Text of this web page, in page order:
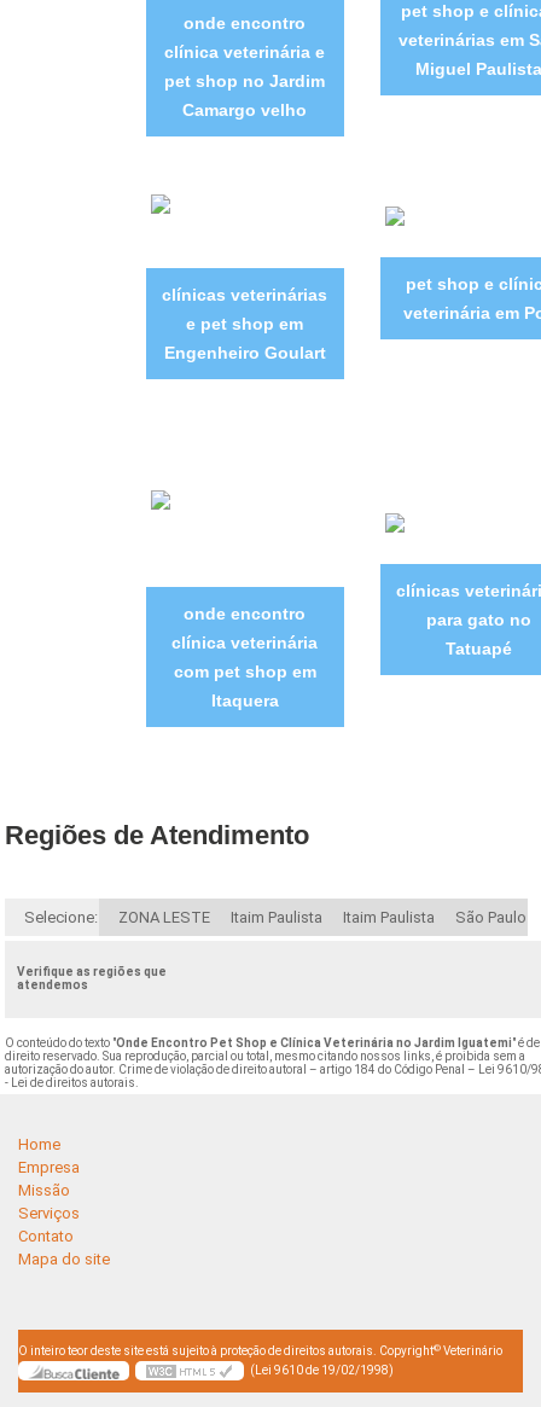
onde encontro
clínica veterinária e
pet shop no Jardim
Camargo velho
pet shop e
veterinárias em
Miguel Paulista
clínicas veterinárias
e pet shop em
Engenheiro Goulart
pet shop e
veterinária em
onde encontro
clínica veterinária
com pet shop em
Itaquera
clínicas
para gato no
Tatuapé
Regiões de Atendimento
Selecione: ZONA LESTE Itaim Paulista Itaim Paulista São Paulo
Verifique as regiões que
atendemos
O conteúdo do texto "Onde Encontro Pet Shop e Clínica Veterinária no Jardim Iguatemi" é de
direito reservado. Sua reprodução, parcial ou total, mesmo citando nossos links, é proibida sem a
autorização do autor. Crime de violação de direito autoral – artigo 184 do Código Penal –
Lei 9610/
- Lei de direitos autorais
Home
Empresa
Missão
Serviços
Contato
Mapa do site
O inteiro teor deste site está sujeito à proteção de direitos autorais. Copyright© Veterinário
(Lei 9610 de 19/02/1998)